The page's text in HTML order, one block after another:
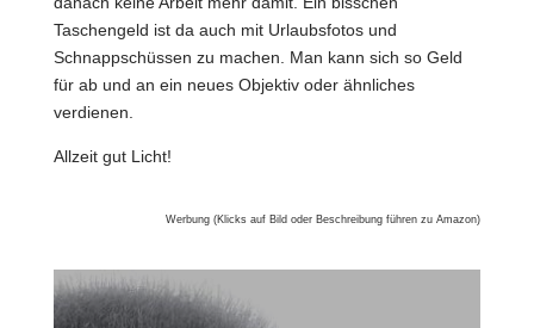
Taschengeld ist da auch mit Urlaubsfotos und
Schnappschüssen zu machen. Man kann sich so Geld
für ab und an ein neues Objektiv oder ähnliches
verdienen.
Allzeit gut Licht!
Werbung (Klicks auf Bild oder Beschreibung führen zu Amazon)